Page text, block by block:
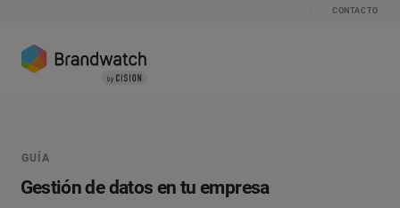
CONTACTO
GUÍA
Gestión de datos en tu empresa